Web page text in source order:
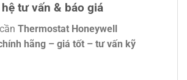
tư vấn & báo giá
Thermostat Honeywell
hãng – giá tốt – tư vấn kỹ